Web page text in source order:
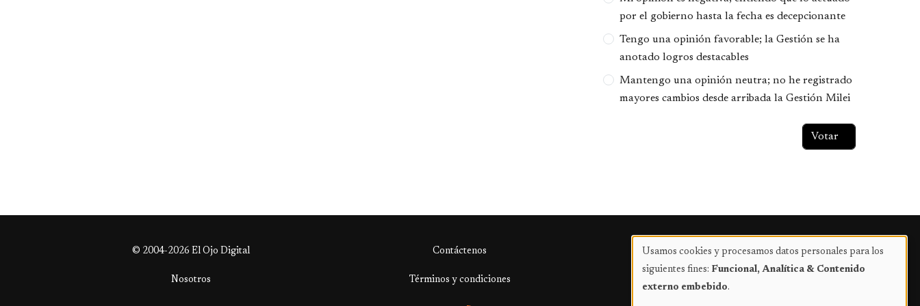
por el gobierno hasta la fecha es decepcionante
Tengo una opinión favorable; la Gestión se ha
anotado logros destacables
Mantengo una opinión neutra; no he registrado
mayores cambios desde arribada la Gestión Milei
© 2004-2026 El Ojo Digital Contáctenos Publicidad
Nosotros Términos y condiciones
Uso
de
Usamos cookies y procesamos datos personales para los
siguientes fines: Funcional, Analítica & Contenido
externo embebido.